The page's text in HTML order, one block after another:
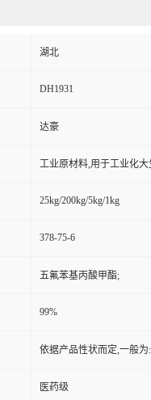
湖北
DH1931
达豪
工业原材料,用于工业化大
25kg/200kg/5kg/1kg
378-75-6
五氟苯基丙酸甲酯;
99%
依据产品性状而定,一般
医药级